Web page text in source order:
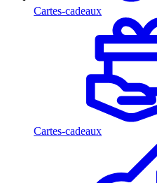
Cartes-cadeaux
Cartes-cadeaux